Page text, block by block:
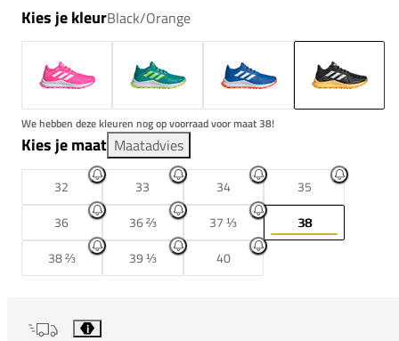
Kies je kleurBlack/Orange
We hebben deze kleuren nog op voorraad voor maat 38!
Kies je maat Maatadvies
32 33 34
35
36
36 ⅔ 37 ⅓
38
38 ⅔
39 ⅓ 40
i